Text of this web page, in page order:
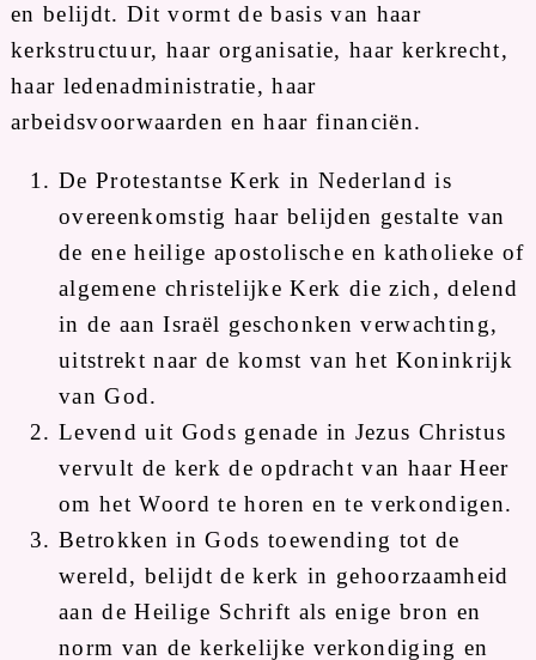
en belijdt. Dit vormt de basis van haar
kerkstructuur, haar organisatie, haar kerkrecht,
haar ledenadministratie, haar
arbeidsvoorwaarden en haar financiën.
De Protestantse Kerk in Nederland is
overeenkomstig haar belijden gestalte van
de ene heilige apostolische en katholieke of
algemene christelijke Kerk die zich, delend
in de aan Israël geschonken verwachting,
uitstrekt naar de komst van het Koninkrijk
van God.
Levend uit Gods genade in Jezus Christus
vervult de kerk de opdracht van haar Heer
om het Woord te horen en te verkondigen.
Betrokken in Gods toewending tot de
wereld, belijdt de kerk in gehoorzaamheid
aan de Heilige Schrift als enige bron en
norm van de kerkelijke verkondiging en